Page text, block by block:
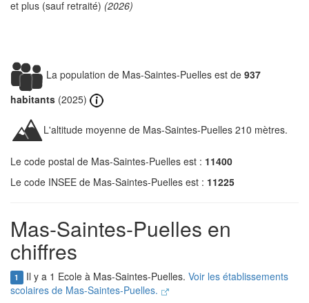
et plus (sauf retraité) (2026)
La population de Mas-Saintes-Puelles est de 937
habitants (2025)
L'altitude moyenne de Mas-Saintes-Puelles 210 mètres.
Le code postal de Mas-Saintes-Puelles est : 11400
Le code INSEE de Mas-Saintes-Puelles est : 11225
Mas-Saintes-Puelles en
chiffres
1 Il y a 1 Ecole à Mas-Saintes-Puelles. Voir les établissements
scolaires de Mas-Saintes-Puelles.